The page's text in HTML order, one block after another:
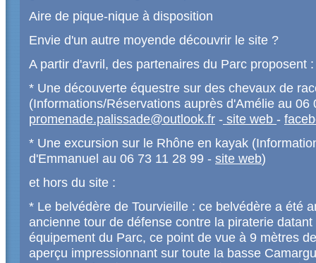
Aire de pique-nique à disposition
Envie d'un autre moyende découvrir le site ?
A partir d'avril, des partenaires du Parc proposent :
* Une découverte équestre sur des chevaux de
(Informations/Réservations auprès d'Amélie au
promenade.palissade@outlook.fr - site web -
* Une excursion sur le Rhône en kayak
d'Emmanuel au 06 73 11 28 99 - site web)
et hors du site :
* Le belvédère de Tourvieille : ce belvédère a été
ancienne tour de défense contre la piraterie
équipement du Parc, ce point de vue à 9 mètres
aperçu impressionnant sur toute la basse